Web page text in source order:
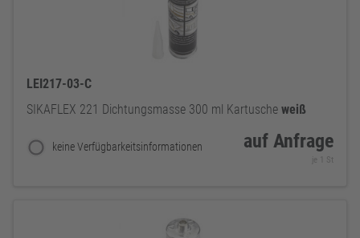
LEI217-03-C
SIKAFLEX 221 Dichtungsmasse 300 ml Kartusche weiß
keine Verfügbarkeitsinformationen auf Anfrage
je 1 St